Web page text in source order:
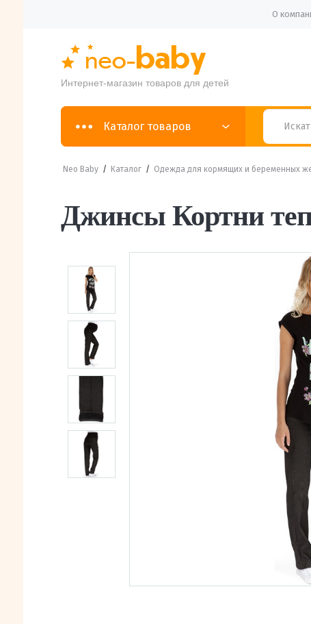
О
Интернет-магазин товаров для детей
Каталог товаров
Neo Baby/ Каталог/ Одежда для кормящих и беременных
Джинсы Кортни